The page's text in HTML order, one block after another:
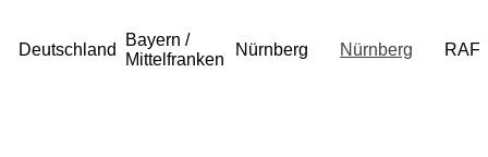
Deutschland
Bayern /
Mittelfranken
Nürnberg Nürnberg RAF